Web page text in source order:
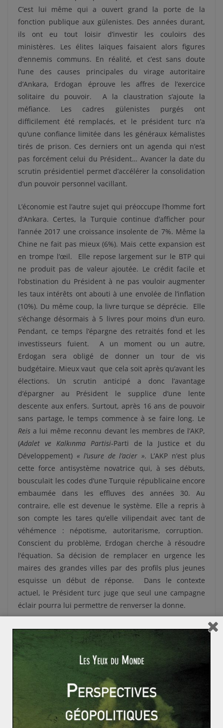
C’est lui même qui a ouvert grand la porte de la
fonction publique aux gülenistes. Des années durant,
ils ont eu tout loisir d’investir les couloirs des
ministères. Les élites laïques faisaient alors figures
d’ennemis communs. En réalité, et c’est sans doute
l’une des causes principales du virage autoritaire
d’Ankara, Erdogan éprouve les affres de l’exercice
solitaire du pouvoir.
A la claustration s’ajoute la
méfiance. Les cadres gülenistes purgés ont
difficilement été remplacés, et le président turc n’a
qu’une confiance limitée dans les généraux kémalistes
tirés de prison. Ces derniers ont un agenda qui n’est
pas forcément celui du Président… Avancer la date du
scrutin présidentiel permet d’accélérer la consolidation
d’un pouvoir personnel vacillant.
L’économie est l’autre sujet qui préoccupe l’homme fort
d’Ankara. Certes, la Turquie continue d’afficher pour
l’année 2017 une croissance insolente de 7%. Même la
Chine ne fait pas mieux (6%). Mais cette expansion est
en trompe l’œil.
Elle repose largement sur le BTP qui
ne produit pas de valeur ajoutée. Le crédit facile et
l’obstination du Président à ne pas vouloir augmenter
les taux intérêts ont abouti à une envolée de l’inflation
(10%). Du même coup, la livre turque se déprécie.
Elle
s’échange désormais à 5 livres pour moins d’un euro.
Pendant, ce temps l’épargne des retraités fond et les
investisseurs fuient.
A un moment ou un autre,
Erdogan sera obligé de donner un tour de vis
budgétaire. Mieux vaut que cela soit après qu’avant les
élections. Un scrutin anticipé a donc l’avantage
d’épargner au Président le supplice d’une lente
descente aux enfers. Surtout, après 16 ans de pouvoir
sans partage, le temps commence à se faire long. Le
Reis a lui même reconnu devant les membres de l’AKP,
(Adalet ve Kalkınma Partisi-Parti de la Justice et du
Développement) « l’usure de l’acier ». L’AKP n’est plus
cette force antisystème novatrice qui, à ses débuts,
bousculait les codes d’une Turquie républicaine encore
embaumée dans les effluves des années 30. Au
contraire, elle est devenue le système. Elle a repris à
son compte les tares qu’elle vilipendait avec tant de
véhémence : népotisme, autoritarisme, corruption.
Conscient du problème, Erdogan cherche à résoudre
l’équation. Sa décision de remplacer en urgence les
maires des grandes villes par des profils plus jeunes
esquisse un début de réponse.
Dans le contexte
actuel, le Président turc juge que seul une campagne
éclair pourra lui permettre de renverser la donne.
L’impossible opposition
Face au Président s’organise une opposition bien
improbable, elle rassemble sous la même enseigne,
nationalistes du Bon Parti(Iyi Parti-IP), Kémalistes du
Parti Républicain Peuple (Cumhuriyet Halk Partisi-
Islamistes pur et dur du Parti de la Félicité